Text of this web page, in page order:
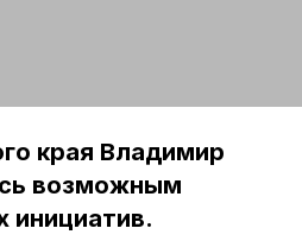
края Владимир
возможным
инициатив.